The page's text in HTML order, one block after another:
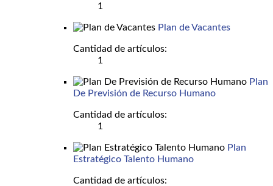
1
Plan de Vacantes
Cantidad de artículos:
1
Plan
De Previsión de Recurso Humano
Cantidad de artículos:
1
Plan
Estratégico Talento Humano
Cantidad de artículos: